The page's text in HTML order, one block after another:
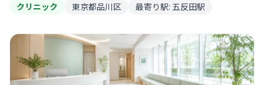
クリニック 東京都品川区 最寄り駅: 五反田駅